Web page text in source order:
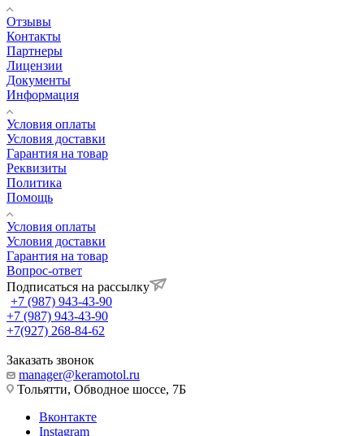
Отзывы
Контакты
Партнеры
Лицензии
Документы
Информация
Условия оплаты
Условия доставки
Гарантия на товар
Реквизиты
Политика
Помощь
Условия оплаты
Условия доставки
Гарантия на товар
Вопрос-ответ
Подписаться на рассылку
+7 (987) 943-43-90
+7 (987) 943-43-90
+7(927) 268-84-62
Заказать звонок
manager@keramotol.ru
Тольятти, Обводное шоссе, 7Б
Вконтакте
Instagram